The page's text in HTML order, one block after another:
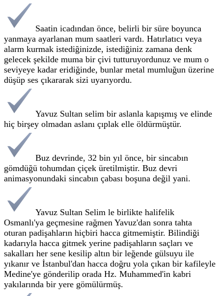
Saatin icadından önce, belirli bir süre boyunca
yanmaya ayarlanan mum saatleri vardı. Hatırlatıcı veya
alarm kurmak istediğinizde, istediğiniz zamana denk
gelecek şekilde muma bir çivi tutturuyordunuz ve mum o
seviyeye kadar eridiğinde, bunlar metal mumluğun üzerine
düşüp ses çıkararak sizi uyarıyordu.
Yavuz Sultan selim bir aslanla kapışmış ve elinde
hiç birşey olmadan aslanı çıplak elle öldürmüştür.
Buz devrinde, 32 bin yıl önce, bir sincabın
gömdüğü tohumdan çiçek üretilmiştir. Buz devri
animasyonundaki sincabın çabası boşuna değil yani.
Yavuz Sultan Selim le birlikte halifelik
Osmanlı'ya geçmesine rağmen Yavuz'dan sonra tahta
oturan padişahların hiçbiri hacca gitmemiştir. Bilindiği
kadarıyla hacca gitmek yerine padişahların saçları ve
sakalları her sene kesilip altın bir leğende gülsuyu ile
yıkanır ve İstanbul'dan hacca doğru yola çıkan bir kafileyle
Medine'ye gönderilip orada Hz. Muhammed'in kabri
yakılarında bir yere gömülürmüş.